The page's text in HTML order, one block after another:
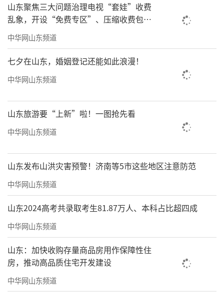
山东聚焦三大问题治理电视“套娃”收费
乱象，开设“免费专区”、压缩收费包比
例70%以上
中华网山东频道
七夕在山东，婚姻登记还能如此浪漫！
中华网山东频道
山东旅游要“上新”啦！一图抢先看
中华网山东频道
山东发布山洪灾害预警！济南等5市这些地区注意防范
中华网山东频道
山东2024高考共录取考生81.87万人、本科占比超四成
中华网山东频道
山东：加快收购存量商品房用作保障性住
房，推动高品质住宅开发建设
中华网山东频道